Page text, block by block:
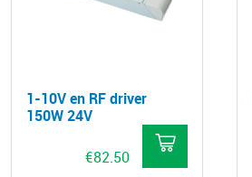
1-10V en RF driver
150W 24V
€82.50